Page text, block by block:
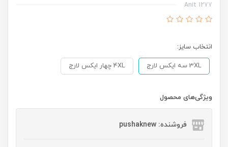
Anit 1277
انتخاب سایز:
3XL سه ایکس لارج 4XL چهار ایکس لارج
ویژگی‌های محصول
فروشنده: pushaknew